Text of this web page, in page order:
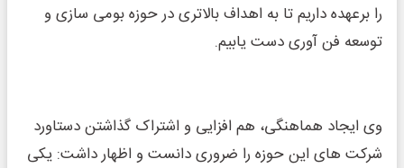
را برعهده داریم تا به اهداف بالاتری در حوزه بومی سازی و
توسعه فن آوری دست یابیم.
وی ایجاد هماهنگی، هم افزایی و اشتراک گذاشتن دستاورد
شرکت های این حوزه را ضروری دانست و اظهار داشت: یکی